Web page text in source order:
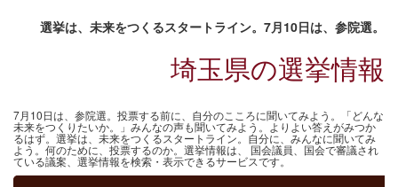
選挙は、未来をつくるスタートライン。7月10日は、参院選。
埼玉県の選挙情報
7月10日は、参院選。投票する前に、自分のこころに聞いてみよう。「どんな
未来をつくりたいか。」みんなの声も聞いてみよう。よりよい答えがみつか
るはず。選挙は、未来をつくるスタートライン。自分に、みんなに聞いてみ
よう。何のために、投票するのか。選挙情報は、 国会議員、国会で審議され
ている議案、選挙情報を検索・表示できるサービスです。